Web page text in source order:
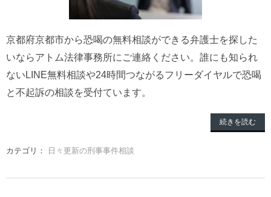
京都府京都市から恐喝の無料相談ができる弁護士を探した
いならアトム法律事務所にご連絡ください。誰にも知られ
ないLINE無料相談や24時間つながるフリーダイヤルで恐喝
と不起訴の相談を受付ています。
続きを読む
カテゴリ： 日々更新の刑事事件相談